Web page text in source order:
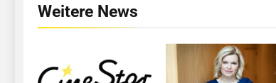
Weitere News